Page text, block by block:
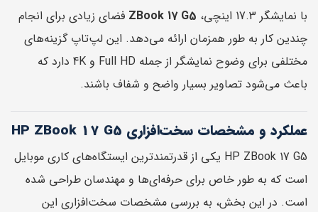
با نمایشگر 17.3 اینچی،
ZBook 17 G5 فضای زیادی برای انجام
چندین کار به طور همزمان ارائه می‌دهد. این لپ‌تاپ گزینه‌های
مختلفی برای وضوح نمایشگر از جمله Full HD و 4K دارد که
باعث می‌شود تصاویر بسیار واضح و شفاف باشند.
عملکرد و مشخصات سخت‌افزاری HP ZBook 17 G5
HP ZBook 17 G5 یکی از قدرتمندترین ایستگاه‌های کاری موبایل
است که به طور خاص برای حرفه‌ای‌ها و مهندسان طراحی شده
است. در این بخش، به بررسی مشخصات سخت‌افزاری این